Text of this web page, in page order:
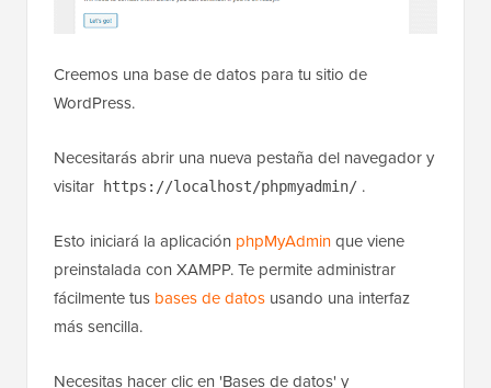
Creemos una base de datos para tu sitio de
WordPress.
Necesitarás abrir una nueva pestaña del navegador y
visitar https://localhost/phpmyadmin/ .
Esto iniciará la aplicación phpMyAdminque viene
preinstalada con XAMPP. Te permite administrar
fácilmente tus bases de datos usando una interfaz
más sencilla.
Necesitas hacer clic en 'Bases de datos' y